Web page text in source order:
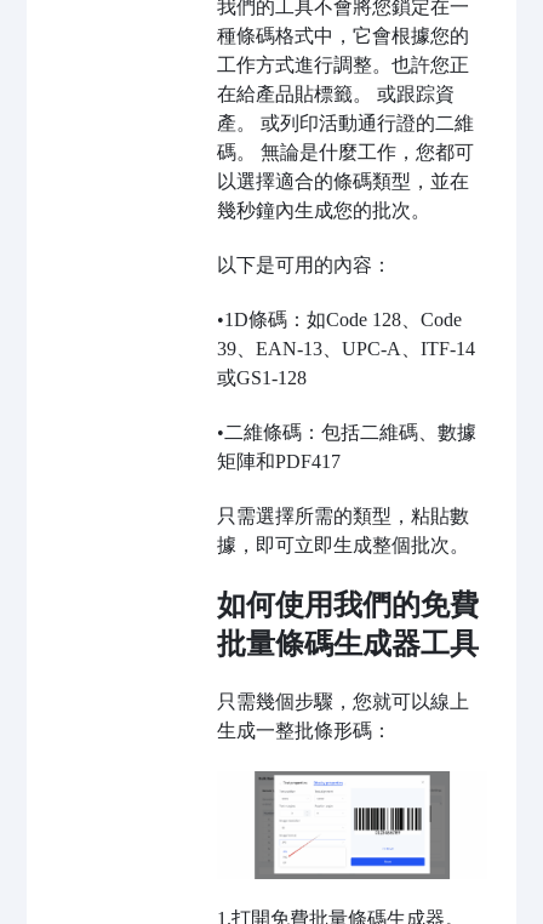
我們的工具不會將您鎖定在一
種條碼格式中，它會根據您的
工作方式進行調整。也許您正
在給產品貼標籤。 或跟踪資
產。 或列印活動通行證的二維
碼。 無論是什麼工作，您都可
以選擇適合的條碼類型，並在
幾秒鐘內生成您的批次。
以下是可用的內容：
•1D條碼：如Code 128、Code
39、EAN-13、UPC-A、ITF-14
或GS1-128
•二維條碼：包括二維碼、數據
矩陣和PDF417
只需選擇所需的類型，粘貼數
據，即可立即生成整個批次。
如何使用我們的免費
批量條碼生成器工具
只需幾個步驟，您就可以線上
生成一整批條形碼：
1.打開免費批量條碼生成器。